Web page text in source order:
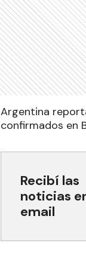
Argentina
confirmados en
Recibí las
noticias
email